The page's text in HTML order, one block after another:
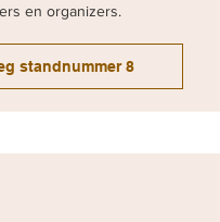
en organizers.
standnummer 8